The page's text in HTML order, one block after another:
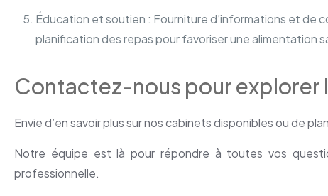
Éducation et soutien : Fourniture d’informations et de
planification des repas pour favoriser une alimentation
Contactez-nous pour explorer
Envie d’en savoir plus sur nos cabinets disponibles ou de
Notre équipe est là pour répondre à toutes vos
professionnelle.